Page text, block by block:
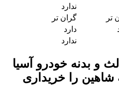
ندارد
تر
گران تر
دارد
ندارد
و بدنه خودرو آسیا
را خریداری